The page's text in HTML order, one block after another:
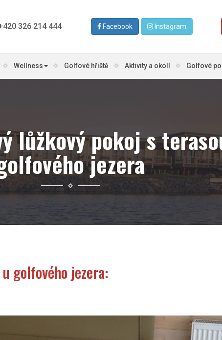
326 214 444 Facebook Instagram
Wellness Golfové hřiště Aktivity a okolí Golfové
lůžkový pokoj s
jezera
golfového jezera: